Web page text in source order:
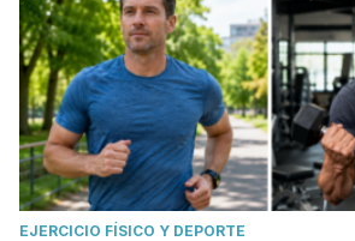
EJERCICIO FÍSICO Y DEPORTE